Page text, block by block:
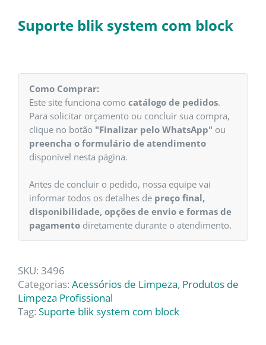
Suporte blik system com block
Como Comprar:
Este site funciona como catálogo de pedidos.
Para solicitar orçamento ou concluir sua compra,
clique no botão "Finalizar pelo WhatsApp" ou
preencha o formulário de atendimento
disponível nesta página.
Antes de concluir o pedido, nossa equipe vai
informar todos os detalhes de preço final,
disponibilidade, opções de envio e formas de
pagamento diretamente durante o atendimento.
SKU: 3496
Categorias: Acessórios de Limpeza, Produtos de
Limpeza Profissional
Tag: Suporte blik system com block